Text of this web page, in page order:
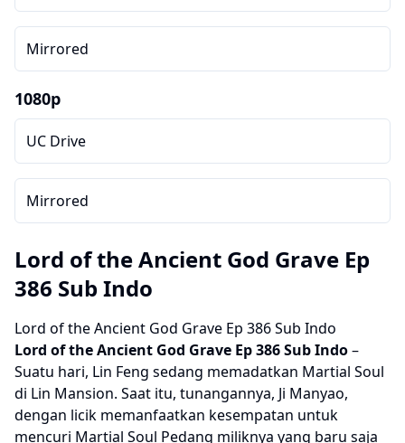
Mirrored
1080p
UC Drive
Mirrored
Lord of the Ancient God Grave Ep
386 Sub Indo
Lord of the Ancient God Grave Ep 386 Sub Indo
Lord of the Ancient God Grave Ep 386 Sub Indo–
Suatu hari, Lin Feng sedang memadatkan Martial Soul
di Lin Mansion. Saat itu, tunangannya, Ji Manyao,
dengan licik memanfaatkan kesempatan untuk
mencuri Martial Soul Pedang miliknya yang baru saja